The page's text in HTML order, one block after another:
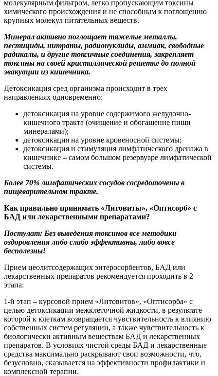
молекулярным фильтром, легко пропускающим токсины
химического происхождения и не способным к поглощению
крупных молекул питательных веществ.
Минерал активно поглощает тяжелые металлы,
пестициды, нитраты, радионуклиды, аммиак, свободные
радикалы, и другие токсичные соединения, закрепляет
токсины на своей кристаллической решетке до полной
эвакуации из кишечника.
Детоксикация сред организма происходит в трех
направлениях одновременно:
детоксикация на уровне содержимого желудочно-
кишечного тракта (очищение и обогащение пищи
минералами);
детоксикация на уровне кровеносной системы;
детоксикация и стимуляция лимфатического дренажа в
кишечнике – самом большом резервуаре лимфатической
системы.
Более 70% лимфатических сосудов сосредоточены в
пищеварительном тракте.
Как правильно принимать «Литовиты», «Оптисорб» с
БАД или лекарственными препаратами?
Постулат: Без выведения токсинов все методики
оздоровления либо слабо эффективны, либо вовсе
бесполезны!
Прием цеолитсодержащих энтеросорбентов, БАД или
лекарственных препаратов рекомендуется проходить в 2
этапа:
1-й этап – курсовой прием «Литовитов», «Оптисорба» с
целью детоксикации межклеточной жидкости, в результате
которой к клеткам возвращается чувствительность к влиянию
собственных систем регуляции, а также чувствительность к
биологически активным веществам БАД и лекарственных
препаратов. В условиях чистой среды БАД и лекарственные
средства максимально раскрывают свои возможности, что,
безусловно, сказывается на эффективности профилактики и
комплексной терапии.